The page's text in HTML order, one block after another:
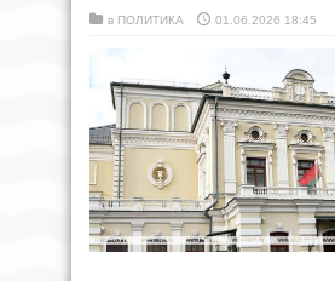
в ПОЛИТИКА 01.06.2026 18:45